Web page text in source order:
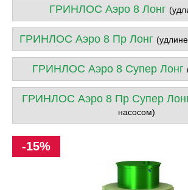
ГРИНЛОС Аэро 8 Лонг
ГРИНЛОС Аэро 8 Пр Лонг
ГРИНЛОС Аэро 8 Супер Лонг
ГРИНЛОС Аэро 8 Пр Супер
насосом)
-15%